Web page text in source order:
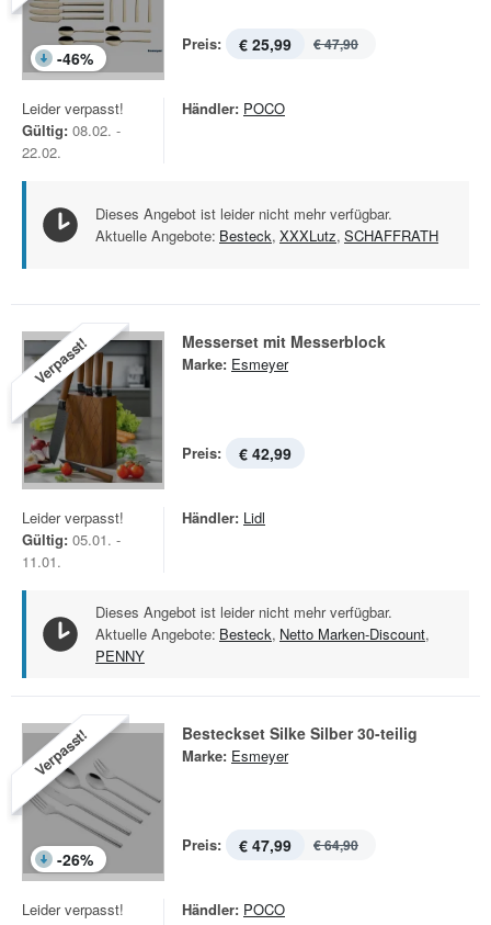
-46%
Preis: € 25,99 € 47,90
Leider verpasst!
Gültig: 08.02. -
22.02.
Händler: POCO
Dieses Angebot ist leider nicht mehr verfügbar.
Aktuelle Angebote: Besteck, XXXLutz, SCHAFFRATH
Verpasst! Messerset mit Messerblock
Marke: Esmeyer
Preis: € 42,99
Leider verpasst!
Gültig: 05.01. -
11.01.
Händler: Lidl
Dieses Angebot ist leider nicht mehr verfügbar.
Aktuelle Angebote: Besteck, Netto Marken-Discount,
PENNY
Verpasst!
-26%
Besteckset Silke Silber 30-teilig
Marke: Esmeyer
Preis: € 47,99 € 64,90
Leider verpasst!
Händler: POCO